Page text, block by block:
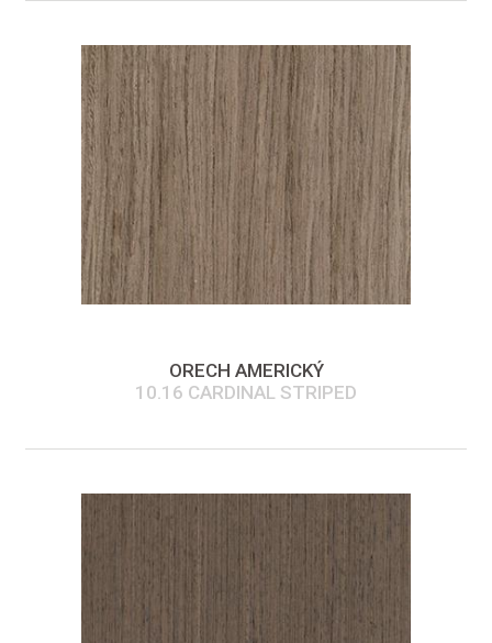
ORECH AMERICKÝ
10.16 CARDINAL STRIPED